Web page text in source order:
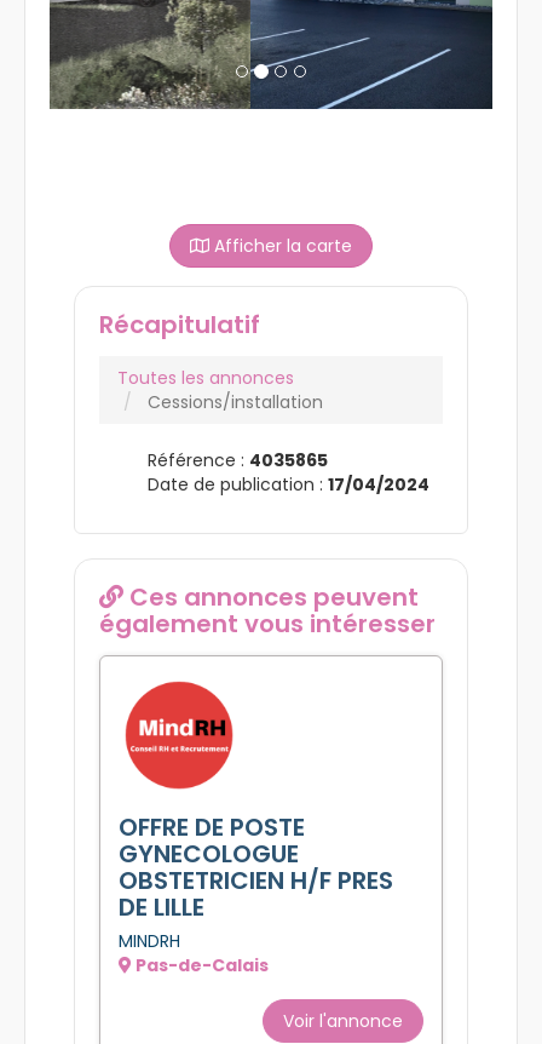
Toutes les annonces
Référence :4035865
Ces annonces peuvent
également vous intéresser
OFFRE DE POSTE
GYNECOLOGUE
OBSTETRICIEN H/F PRES
DE LILLE
MINDRH